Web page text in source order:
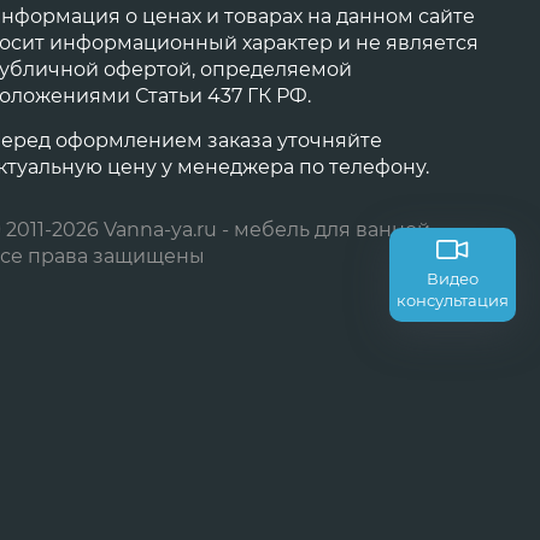
Видео
консультация
о ценах и товарах на данном сайте
информационный характер и не является
офертой, определяемой
Статьи 437 ГК РФ.
оформлением заказа уточняйте
цену у менеджера по телефону.
2011-2026 Vanna-ya.ru - мебель для ванной
права защищены